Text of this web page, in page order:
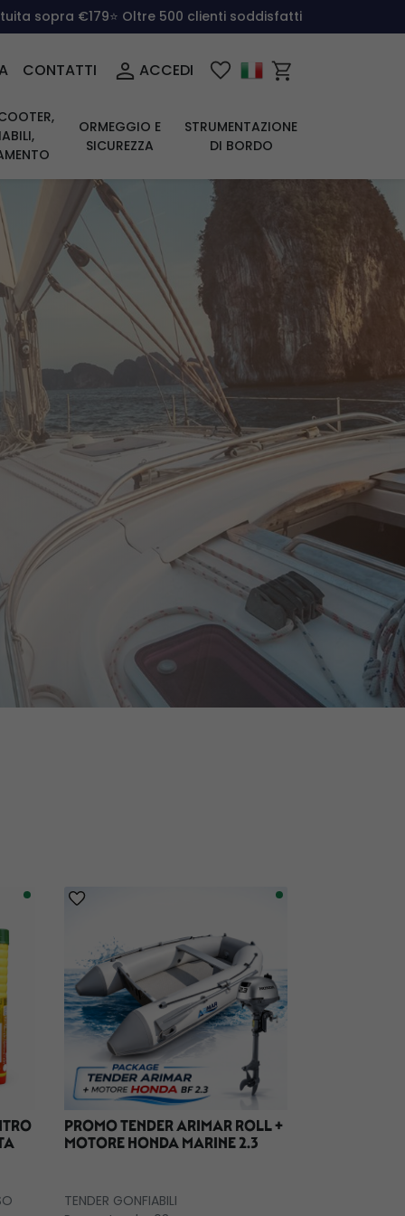
sopra €179⭐ Oltre 500 clienti soddisfatti
CONTATTI ACCEDI
ORMEGGIO E
SICUREZZA
STRUMENTAZIONE
DI BORDO
PROMO TENDER ARIMAR ROLL +
MOTORE HONDA MARINE 2.3
TENDER GONFIABILI